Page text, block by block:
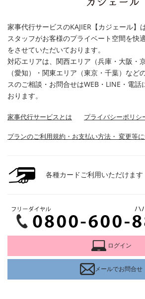
家事代行サービスのKAJIER【カジェール】
スタッフがお客様のプライベート空間を快
をさせていただいております。
対応エリアは、関西エリア（兵庫・大阪・
（愛知）・関東エリア（東京・千葉）など
スのご相談・お問合せはWEB・LINE・電話
おります。
家事代行サービスとは プライバシーポリシ
プランのご利用規約・お支払い方法・ 変更等
各種カードご利用いただけます
ログイン
メールでお問合せ